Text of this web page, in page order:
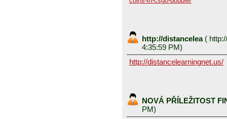
http://distancelea (
4:35:59 PM)
http://distancelearningnet.us/
NOVÁ PŘÍLEŽITOST
PM)